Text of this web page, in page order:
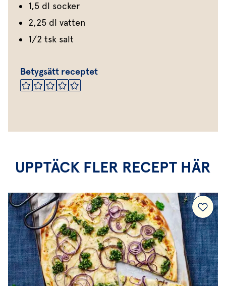
1,5 dl socker
2,25 dl vatten
1/2 tsk salt
Betygsätt receptet
UPPTÄCK FLER RECEPT HÄR